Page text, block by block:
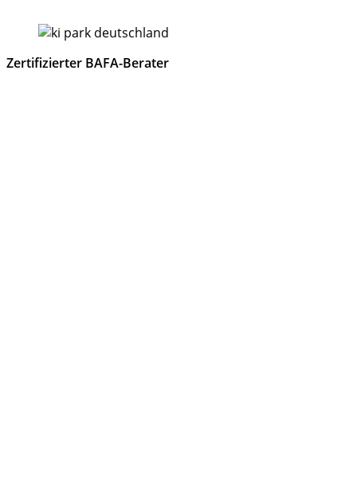
Zertifizierter BAFA-Berater